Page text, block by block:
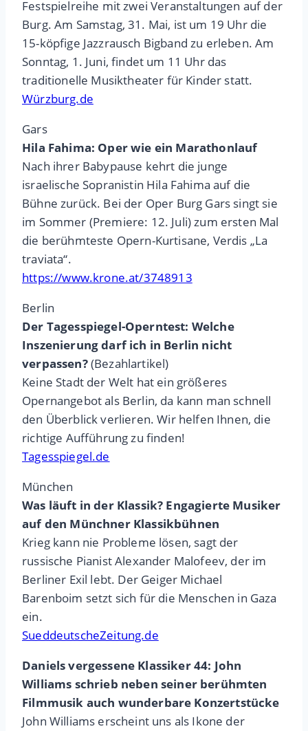
Festspielreihe mit zwei Veranstaltungen auf der
Burg. Am Samstag, 31. Mai, ist um 19 Uhr die
15-köpfige Jazzrausch Bigband zu erleben. Am
Sonntag, 1. Juni, findet um 11 Uhr das
traditionelle Musiktheater für Kinder statt.
Würzburg.de
Gars
Hila Fahima: Oper wie ein Marathonlauf
Nach ihrer Babypause kehrt die junge
israelische Sopranistin Hila Fahima auf die
Bühne zurück. Bei der Oper Burg Gars singt sie
im Sommer (Premiere: 12. Juli) zum ersten Mal
die berühmteste Opern-Kurtisane, Verdis „La
traviata“.
https://www.krone.at/3748913
Berlin
Der Tagesspiegel-Operntest: Welche
Inszenierung darf ich in Berlin nicht
verpassen?(Bezahlartikel)
Keine Stadt der Welt hat ein größeres
Opernangebot als Berlin, da kann man schnell
den Überblick verlieren. Wir helfen Ihnen, die
richtige Aufführung zu finden!
Tagesspiegel.de
München
Was läuft in der Klassik? Engagierte Musiker
auf den Münchner Klassikbühnen
Krieg kann nie Probleme lösen, sagt der
russische Pianist Alexander Malofeev, der im
Berliner Exil lebt. Der Geiger Michael
Barenboim setzt sich für die Menschen in Gaza
ein.
SueddeutscheZeitung.de
Daniels vergessene Klassiker 44: John
Williams schrieb neben seiner berühmten
Filmmusik auch wunderbare Konzertstücke
John Williams erscheint uns als Ikone der